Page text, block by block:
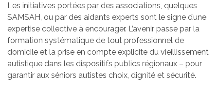
Les initiatives portées par des associations, quelques
SAMSAH, ou par des aidants experts sont le signe d’une
expertise collective à encourager. L’avenir passe par la
formation systématique de tout professionnel de
domicile et la prise en compte explicite du vieillissement
autistique dans les dispositifs publics régionaux – pour
garantir aux séniors autistes choix, dignité et sécurité.